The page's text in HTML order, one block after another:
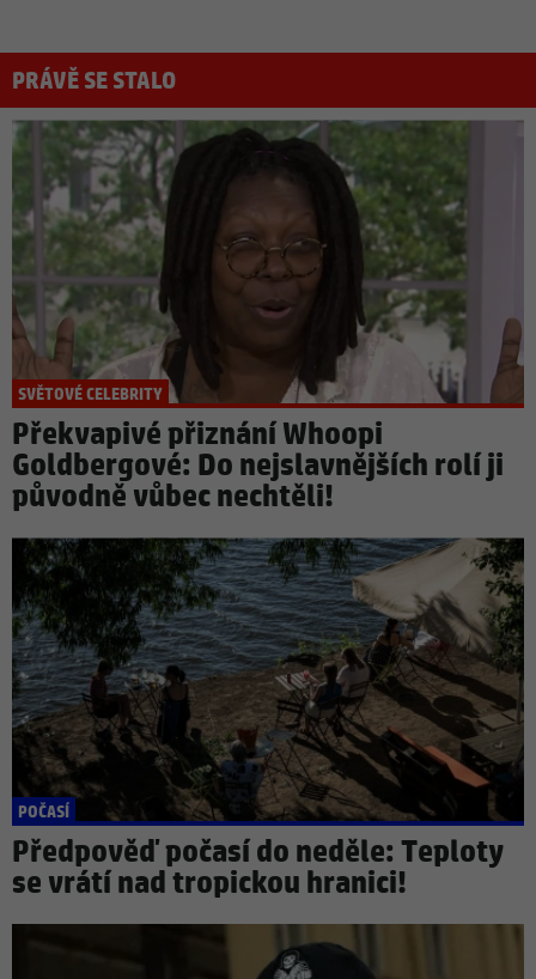
PRÁVĚ SE STALO
SVĚTOVÉ CELEBRITY
Překvapivé přiznání Whoopi
Goldbergové: Do nejslavnějších rolí ji
původně vůbec nechtěli!
POČASÍ
Předpověď počasí do neděle: Teploty
se vrátí nad tropickou hranici!